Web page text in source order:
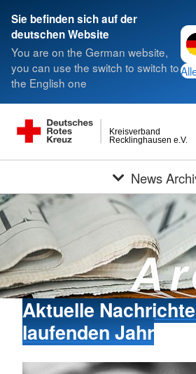
Sie befinden sich auf der
deutschen Website
You are on the German website,
you can use the switch to switch to
the English one
Recklinghausen e.V.
Kreisverband
News
Aktuelle
laufenden Jahr